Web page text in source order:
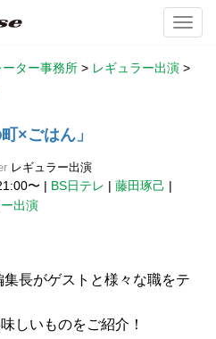
ター事務所 > レギュラー出演 >
×ごはん」
レギュラー出演
〜 | BS日テレ | 藤田琢己 |
出演
長がゲストと様々な職をテ
しいものをご紹介！